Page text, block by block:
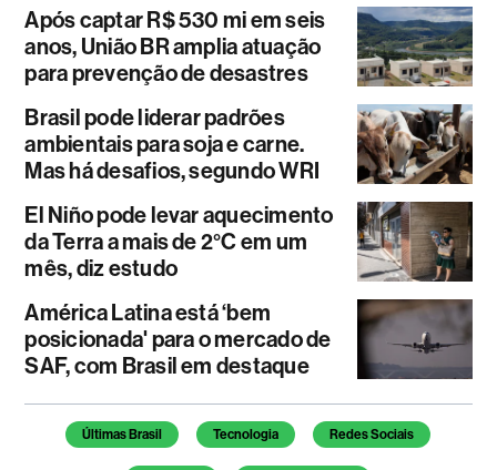
Após captar R$ 530 mi em seis
anos, União BR amplia atuação
para prevenção de desastres
Brasil pode liderar padrões
ambientais para soja e carne.
Mas há desafios, segundo WRI
El Niño pode levar aquecimento
da Terra a mais de 2°C em um
mês, diz estudo
América Latina está ‘bem
posicionada' para o mercado de
SAF, com Brasil em destaque
Temas deste artigo
Últimas Brasil Tecnologia Redes Sociais